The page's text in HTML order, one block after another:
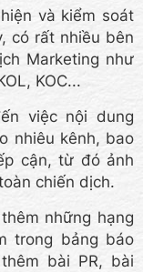
và kiểm soát
có rất nhiều bên
Marketing như
KOC...
việc nội dung
nhiêu kênh, bao
cận, từ đó ảnh
chiến dịch.
những hạng
trong bảng báo
bài PR, bài